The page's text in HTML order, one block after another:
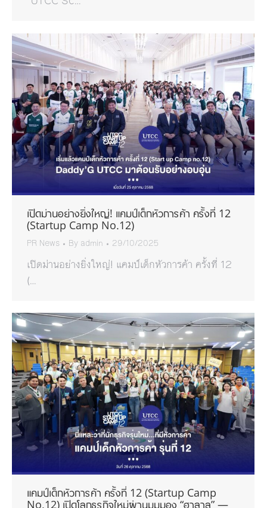
เปิดม่านอย่างยิ่งใหญ่! แคมป์เด็กหัวการค้า ครั้งที่ 12
(Startup Camp No.12)
PR News By admin 29/10/2025
เปิดม่านอย่างยิ่งใหญ่! แคมป์เด็กหัวการค้า ครั้งที่ 12
(…
แคมป์เด็กหัวการค้า ครั้งที่ 12 (Startup Camp
No.12) เปิดโลกธุรกิจใหม่ผ่านมุมมอง “ฮาลาล” —